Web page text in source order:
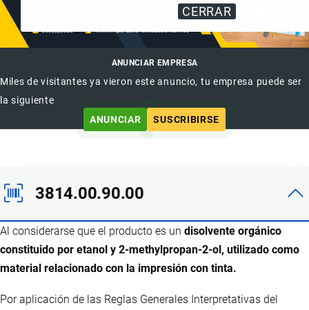
CERRAR
ANUNCIAR EMPRESA
Miles de visitantes ya vieron este anuncio, tu empresa puede ser
la siguiente
ANUNCIAR
SUSCRIBIRSE
3814.00.90.00
Al considerarse que el producto es un disolvente orgánico
constituido por etanol y 2-methylpropan-2-ol, utilizado como
material relacionado con la impresión con tinta.
Por aplicación de las Reglas Generales Interpretativas del